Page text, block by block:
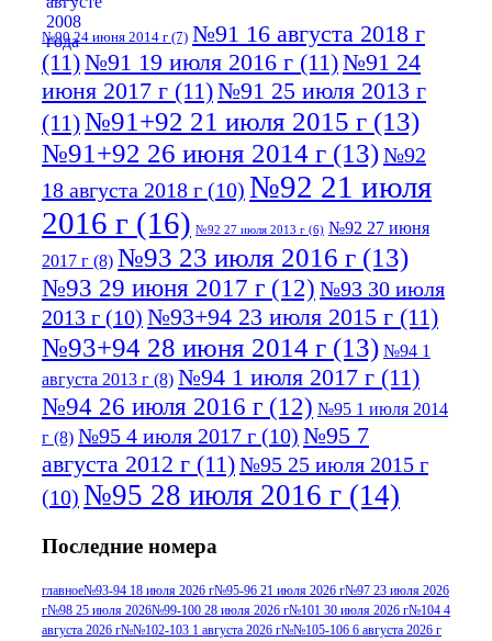
№90 24 июня 2014 г (7) №91 16 августа 2018 г
(11)№91 19 июля 2016 г (11)№91 24
июня 2017 г (11)№91 25 июля 2013 г
(11)№91+92 21 июля 2015 г (13)
№91+92 26 июня 2014 г (13)№92
18 августа 2018 г (10) №92 21 июля
2016 г (16) №92 27 июля 2013 г (6) №92 27 июня
2017 г (8) №93 23 июля 2016 г (13)
№93 29 июня 2017 г (12) №93 30 июля
2013 г (10) №93+94 23 июля 2015 г (11)
№93+94 28 июня 2014 г (13) №94 1
августа 2013 г (8) №94 1 июля 2017 г (11)
№94 26 июля 2016 г (12) №95 1 июля 2014
г (8) №95 4 июля 2017 г (10) №95 7
августа 2012 г (11)№95 25 июля 2015 г
(10) №95 28 июля 2016 г (14)
июля 2017 г(11)№96 9 августа 2012
г(13) №96 28 июля 2015 г(9) №96+97 3
июля 2014 г(10)№96+97 30 июля
Последние номера
главное№93-94 18 июля 2026 г№95-96 21 июля 2026 г№97 23 июля 2026
г№98 25 июля 2026№99-100 28 июля 2026 г№101 30 июля 2026 г№104 4
августа 2026 г№№102-103 1 августа 2026 г№№105-106 6 августа 2026 г